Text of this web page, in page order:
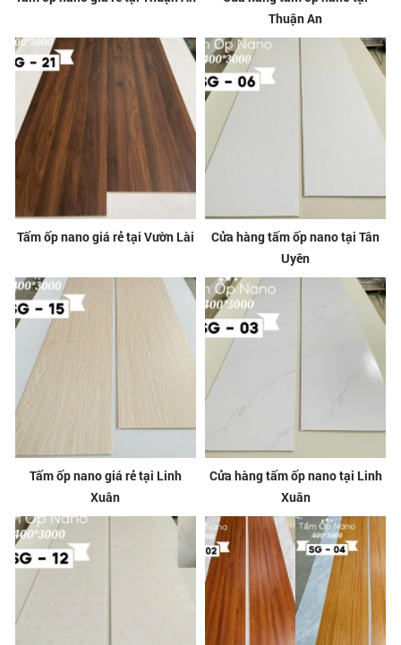
Thuận An
Tấm ốp nano giá rẻ tại Vườn Lài
Cửa hàng tấm ốp nano tại Tân
Uyên
Tấm ốp nano giá rẻ tại Linh
Xuân
Cửa hàng tấm ốp nano tại Linh
Xuân